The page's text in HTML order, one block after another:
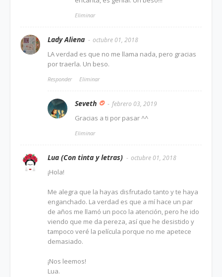
Eliminar
Lady Aliena octubre 01, 2018
LA verdad es que no me llama nada, pero gracias
por traerla. Un beso.
Responder Eliminar
Seveth febrero 03, 2019
Gracias a ti por pasar ^^
Eliminar
Lua (Con tinta y letras) octubre 01, 2018
¡Hola!
Me alegra que la hayas disfrutado tanto y te haya
enganchado. La verdad es que a mí hace un par
de años me llamó un poco la atención, pero he ido
viendo que me da pereza, así que he desistido y
tampoco veré la película porque no me apetece
demasiado.
¡Nos leemos!
Lua.